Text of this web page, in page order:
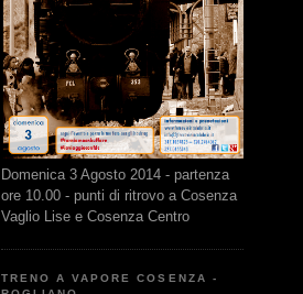
Domenica 3 Agosto 2014 - partenza
ore 10.00 - punti di ritrovo a Cosenza
Vaglio Lise e Cosenza Centro
TRENO A VAPORE COSENZA -